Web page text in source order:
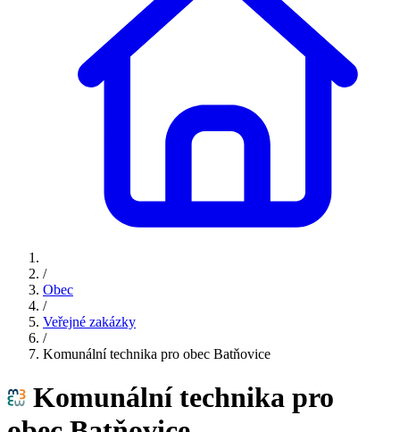
/
Obec
/
Veřejné zakázky
/
Komunální technika pro obec Batňovice
Komunální technika pro